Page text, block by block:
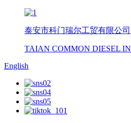
泰安市科门瑞尔工贸有限公司
TAIAN COMMON DIESEL
English